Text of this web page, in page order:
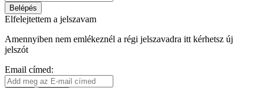
Belépés
Elfelejtettem a jelszavam
Amennyiben nem emlékeznél a régi jelszavadra itt kérhetsz új
jelszót
Email címed: